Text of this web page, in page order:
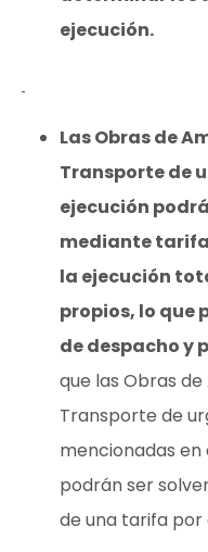
ejecución.
Las Obras de
Transporte de
ejecución
mediante
la ejecución
propios, lo que
de despacho y
que las Obras
Transporte de
mencionadas en
podrán ser
de una tarifa